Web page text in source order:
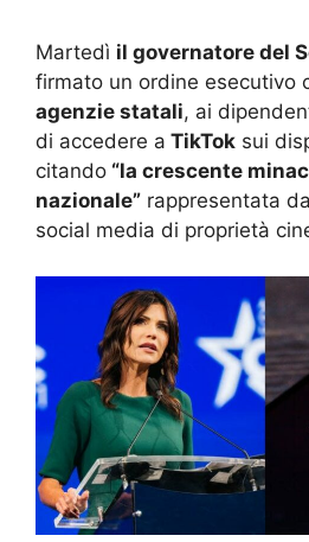
Martedì il governatore del
firmato un ordine esecutivo
agenzie statali, ai
di accedere a TikTok sui
citando “la crescente
nazionale” rappresentata
social media di proprietà